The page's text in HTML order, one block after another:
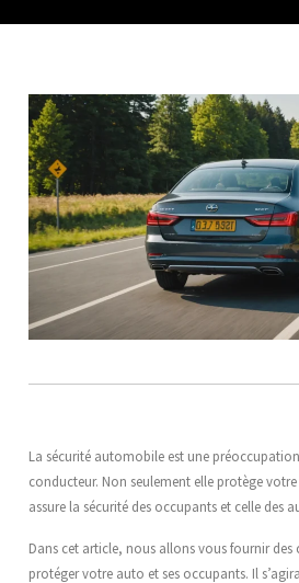
La sécurité automobile est une
conducteur. Non seulement elle protège
assure la sécurité des occupants et celle des
Dans cet article, nous allons vous fournir des
protéger votre auto et ses occupants. Il